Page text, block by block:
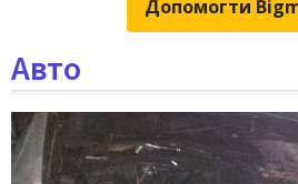
Допомогти
Авто